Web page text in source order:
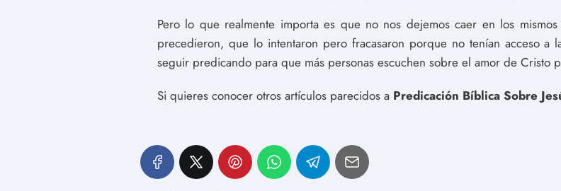
Pero lo que realmente importa es que no nos dejemos caer en los
precedieron, que lo intentaron pero fracasaron porque no tenían acceso a
seguir predicando para que más personas escuchen sobre el amor de Cristo
Si quieres conocer otros artículos parecidos a Predicación Bíblica Sobre